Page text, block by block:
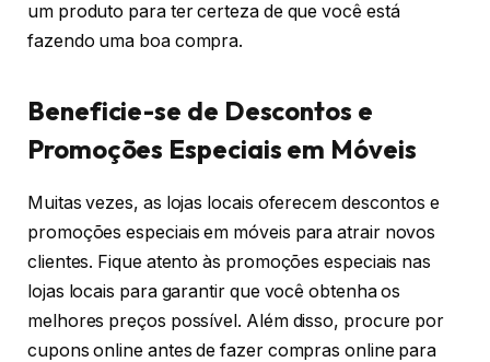
um produto para ter certeza de que você está
fazendo uma boa compra.
Beneficie-se de Descontos e
Promoções Especiais em Móveis
Muitas vezes, as lojas locais oferecem descontos e
promoções especiais em móveis para atrair novos
clientes. Fique atento às promoções especiais nas
lojas locais para garantir que você obtenha os
melhores preços possível. Além disso, procure por
cupons online antes de fazer compras online para